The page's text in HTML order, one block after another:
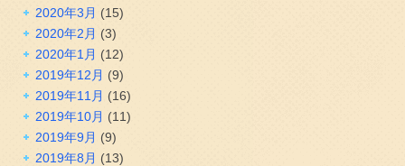
2020年3月 (15)
2020年2月 (3)
2020年1月 (12)
2019年12月 (9)
2019年11月 (16)
2019年10月 (11)
2019年9月 (9)
2019年8月 (13)